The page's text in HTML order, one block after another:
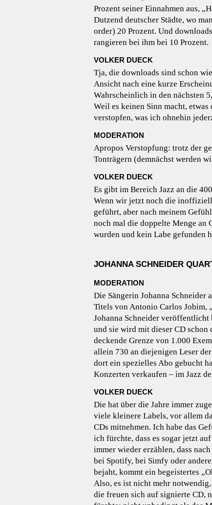
Prozent seiner Einnahmen aus,
Dutzend deutscher Städte, wo
order) 20 Prozent. Und
rangieren bei ihm bei 10 Prozent.
VOLKER DUECK
Tja, die downloads sind schon
Ansicht nach eine kurze
Wahrscheinlich in den nächsten
Weil es keinen Sinn macht,
verstopfen, was ich ohnehin
MODERATION
Apropos Verstopfung: trotz der
Tonträgern (demnächst werden
VOLKER DUECK
Es gibt im Bereich Jazz an die
Wenn wir jetzt noch die
geführt, aber nach meinem
noch mal die doppelte Menge an
wurden und kein Labe gefunden
JOHANNA SCHNEIDER
MODERATION
Die Sängerin Johanna Schneider
Titels von Antonio Carlos Jobim,
Johanna Schneider veröffentlicht
und sie wird mit dieser CD schon
deckende Grenze von 1.000
allein 730 an diejenigen Leser
dort ein spezielles Abo gebucht
Konzerten verkaufen – im Jazz
VOLKER DUECK
Die hat über die Jahre immer
viele kleinere Labels, vor allem
CDs mitnehmen. Ich habe das
ich fürchte, dass es sogar jetzt
immer wieder erzählen, dass
bei Spotify, bei Simfy oder
bejaht, kommt ein begeistertes
Also, es ist nicht mehr
die freuen sich auf signierte CD,